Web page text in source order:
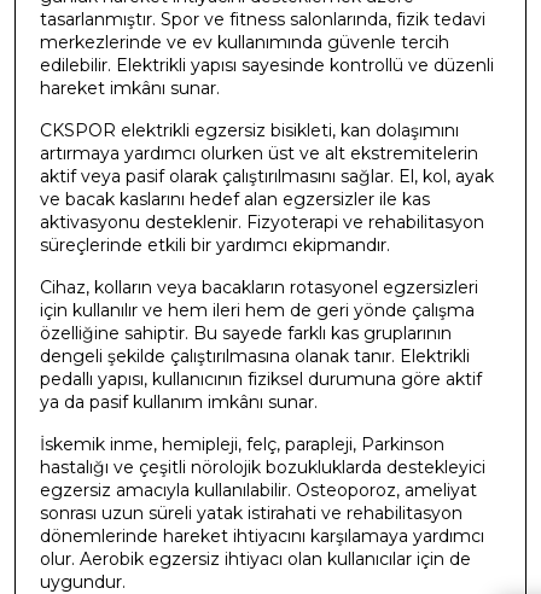
tasarlanmıştır. Spor ve fitness salonlarında, fizik tedavi
merkezlerinde ve ev kullanımında güvenle tercih
edilebilir. Elektrikli yapısı sayesinde kontrollü ve düzenli
hareket imkânı sunar.
CKSPOR elektrikli egzersiz bisikleti, kan dolaşımını
artırmaya yardımcı olurken üst ve alt ekstremitelerin
aktif veya pasif olarak çalıştırılmasını sağlar. El, kol, ayak
ve bacak kaslarını hedef alan egzersizler ile kas
aktivasyonu desteklenir. Fizyoterapi ve rehabilitasyon
süreçlerinde etkili bir yardımcı ekipmandır.
Cihaz, kolların veya bacakların rotasyonel egzersizleri
için kullanılır ve hem ileri hem de geri yönde çalışma
özelliğine sahiptir. Bu sayede farklı kas gruplarının
dengeli şekilde çalıştırılmasına olanak tanır. Elektrikli
pedallı yapısı, kullanıcının fiziksel durumuna göre aktif
ya da pasif kullanım imkânı sunar.
İskemik inme, hemipleji, felç, parapleji, Parkinson
hastalığı ve çeşitli nörolojik bozukluklarda destekleyici
egzersiz amacıyla kullanılabilir. Osteoporoz, ameliyat
sonrası uzun süreli yatak istirahati ve rehabilitasyon
dönemlerinde hareket ihtiyacını karşılamaya yardımcı
olur. Aerobik egzersiz ihtiyacı olan kullanıcılar için de
uygundur.